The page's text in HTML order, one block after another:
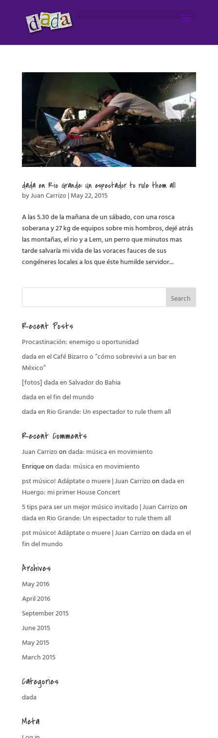
dada en Rio Grande: Un espectador to rule them all
byJuan Carrizo|May 22, 2015
A las 5.30 de la mañana de un sábado, con una rosca
soberana y 27 kg de equipos sobre mis hombros, dejé atrás
las montañas, el rio y a Lem, un perro que minutos mas
tarde salvaría mi vida de las voraces fauces de sus
congéneres locales a los que éste humilde servidor...
Recent Posts
Procastinación: enemigo u oportunidad
dada en el Café Bizarro o “cómo sobrevivi a un bar en
México”
[fotos] dada en Salvador do Bahia
dada en el fin del mundo
dada en Rio Grande: Un espectador to rule them all
Recent Comments
Juan Carrizoondada: música en movimiento
Enriqueondada: música en movimiento
pst músico! Adáptate o muere | Juan Carrizoondada en
Huergo: mi primer House Concert
5 tips para ser un mejor músico invitado | Juan Carrizoon
dada en Rio Grande: Un espectador to rule them all
pst músico! Adáptate o muere | Juan Carrizoondada en el
fin del mundo
Archives
May 2016
April 2016
September 2015
June 2015
May 2015
March 2015
Categories
dada
Meta